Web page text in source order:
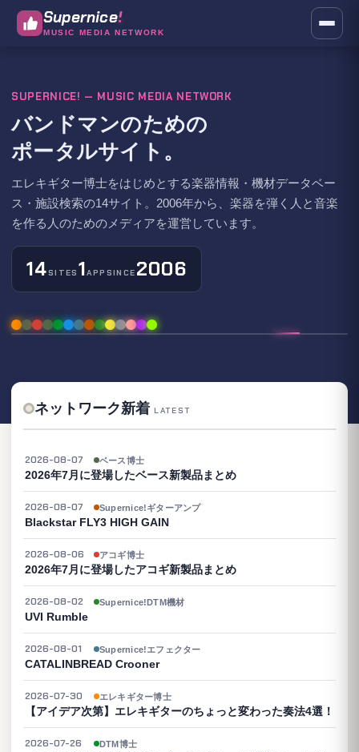
Supernice
MUSIC MEDIA NETWORK
SUPERNICE! — MUSIC MEDIA NETWORK
バンドマンのための
ポータルサイト。
エレキギター博士をはじめとする楽器情報・機材データベー
ス・施設検索の14サイト。2006年から、楽器を弾く人と音楽
を作る人のためのメディアを運営しています。
14SITES 1APP SINCE 2006
ネットワーク新着 LATEST
2026-08-07 ベース博士
2026年7月に登場したベース新製品まとめ
2026-08-07 Supernice!ギターアンプ
Blackstar FLY3 HIGH GAIN
2026-08-06 アコギ博士
2026年7月に登場したアコギ新製品まとめ
2026-08-02 Supernice!DTM機材
UVI Rumble
2026-08-01 Supernice!エフェクター
CATALINBREAD Crooner
2026-07-30 エレキギター博士
【アイデア次第】エレキギターのちょっと変わった奏法4選！
2026-07-26 DTM博士